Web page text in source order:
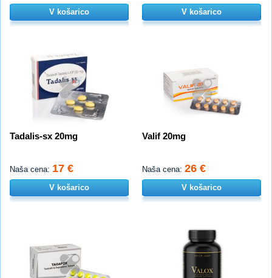
V košarico V košarico
Tadalis-sx 20mg
Naša cena: 17 €
V košarico
Valif 20mg
Naša cena: 26 €
V košarico